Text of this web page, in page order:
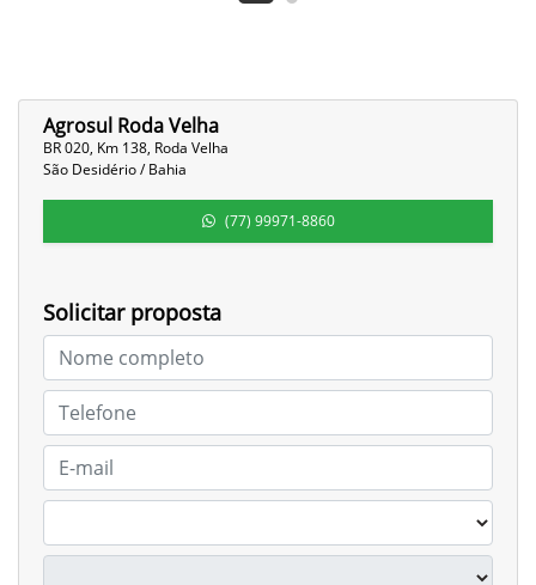
Agrosul Roda Velha
BR 020, Km 138, Roda Velha
São Desidério / Bahia
(77) 99971-8860
Solicitar proposta